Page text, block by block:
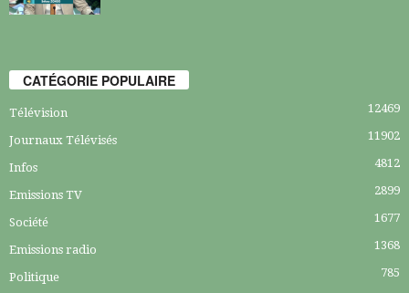
CATÉGORIE POPULAIRE
Télévision 12469
Journaux Télévisés 11902
Infos 4812
Emissions TV 2899
Société 1677
Emissions radio 1368
Politique 785